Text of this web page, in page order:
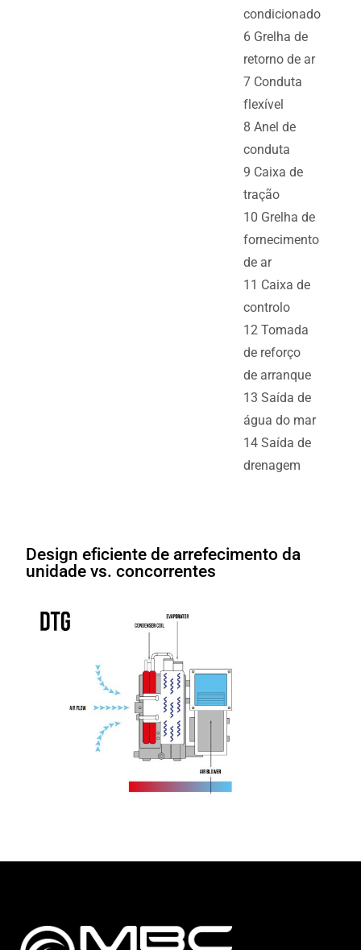
condicionado
6 Grelha de
retorno de ar
7 Conduta
flexível
8 Anel de
conduta
9 Caixa de
tração
10 Grelha de
fornecimento
de ar
11 Caixa de
controlo
12 Tomada
de reforço
de arranque
13 Saída de
água do mar
14 Saída de
drenagem
Design eficiente de arrefecimento da
unidade vs. concorrentes